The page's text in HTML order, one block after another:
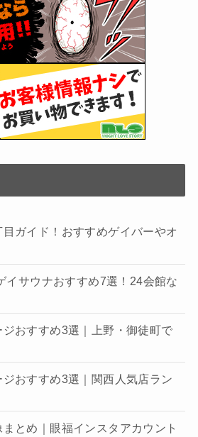
ガイド！おすすめゲイバーやオ
イサウナおすすめ7選！24会館な
ジおすすめ3選｜上野・御徒町で
おすすめ3選｜関西人気店ラン
とめ｜眼福インスタアカウント